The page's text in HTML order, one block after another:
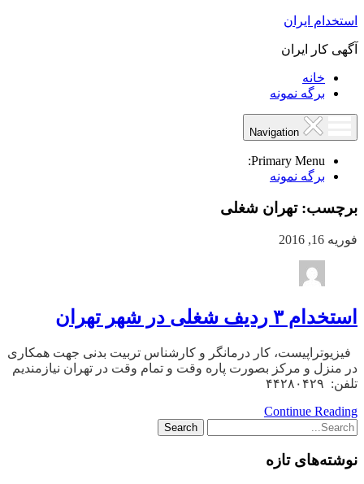
استخدام ایران
آگهی کار ایران
خانه
برگه نمونه
Primary Menu:
برگه نمونه
برچسب:تهران شغلی
فوریه 16, 2016
استخدام ۳ ردیف شغلی در شهر تهران
فیزیوتراپیست، کار درمان‎گر و کارشناس تربیت بدنی جهت همکاری
در منزل و مرکز بصورت پاره وقت و تمام وقت در تهران نیازمندیم
تلفن: ۴۴۲۸۰۴۲۹
Continue Reading
نوشته‌های تازه